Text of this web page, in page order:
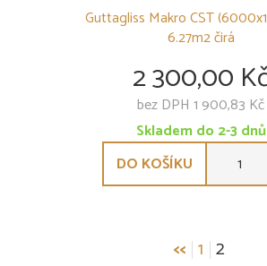
Guttagliss Makro CST
6.27m2 čirá
2 300,00
bez DPH 1 900,83 Kč
Skladem do 2-3 dnů
DO KOŠÍKU
<< 1 2